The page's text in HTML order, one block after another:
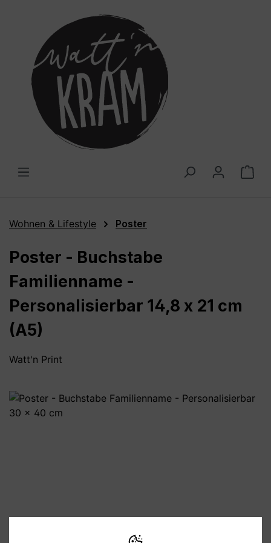
Wohnen & Lifestyle Poster
Poster - Buchstabe
Familienname -
Personalisierbar 14,8 x 21 cm
(A5)
Watt'n Print
Bildergalerie überspringen